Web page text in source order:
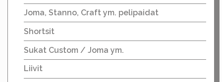
Joma, Stanno, Craft ym. pelipaidat
Shortsit
Sukat Custom / Joma ym.
Liivit